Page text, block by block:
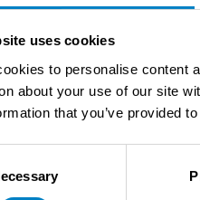
uses cookies
to personalise content
about your use of our site
that you’ve provided